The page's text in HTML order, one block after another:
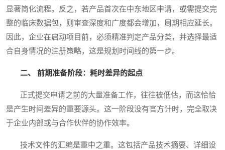
显著简化流程。反之，若产品首次在中东地区申请，或需提交完
整的临床数据包，则审查深度和广度都会增加，周期相应延长。
因此，企业在启动项目前，必须精准判定产品分类，并选择最适
合自身情况的注册策略，这是规划时间线的第一步。
二、 前期准备阶段：耗时差异的起点
正式提交申请之前的大量准备工作，往往被低估，而这恰恰
是产生时间差异的重要源头。这一阶段没有官方计时，完全取决
于企业内部或与合作伙伴的协作效率。
技术文件的汇编是重中之重。这包括产品技术摘要、详细设